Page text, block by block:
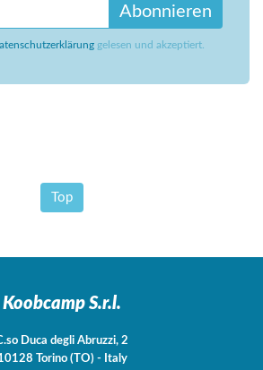
Abonnieren
gelesen und akzeptiert.
Top
Koobcamp S.r.l.
Duca degli Abruzzi, 2
Torino (TO) - Italy